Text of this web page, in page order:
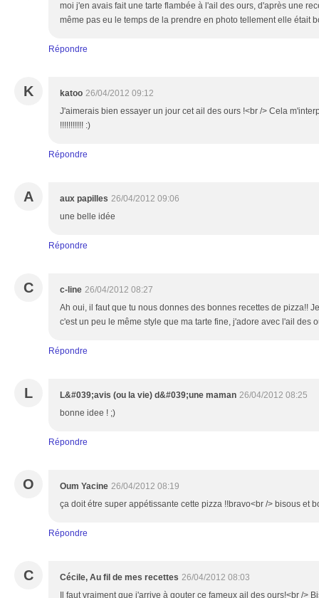
moi j'en avais fait une tarte flambée à l'ail des ours, d'après une
même pas eu le temps de la prendre en photo tellement elle était
Répondre
K katoo 26/04/2012 09:12
J'aimerais bien essayer un jour cet ail des ours !<br /> Cela
!!!!!!!!!!! :)
Répondre
A aux papilles 26/04/2012 09:06
une belle idée
Répondre
C c-line 26/04/2012 08:27
Ah oui, il faut que tu nous donnes des bonnes recettes de pizza!!
c'est un peu le même style que ma tarte fine, j'adore avec l'ail des
Répondre
L L&#039;avis (ou la vie) d&#039;une maman 26/04/2012 08:25
bonne idee ! ;)
Répondre
O Oum Yacine 26/04/2012 08:19
ça doit étre super appétissante cette pizza !!bravo<br /> bisous et
Répondre
C Cécile, Au fil de mes recettes 26/04/2012 08:03
Il faut vraiment que j'arrive à gouter ce fameux ail des ours!<br />